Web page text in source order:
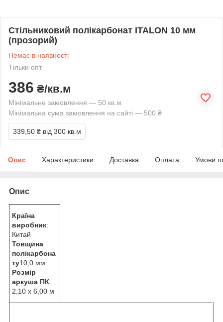
Стільниковий полікарбонат ITALON 10 мм
(прозорий)
Немає в наявності
Тільки опт
386 ₴/кв.м
Мінімальне замовлення — 50 кв.м
Мінімальна сума замовлення на сайті — 500 ₴
339,50 ₴ від 300 кв.м
Опис Характеристики Доставка Оплата Умови
Опис
Країна
виробник:
Китай
Товщина
полікарбона
ту10,0 мм
Розмір
аркуша ПК:
2,10 х 6,00 м